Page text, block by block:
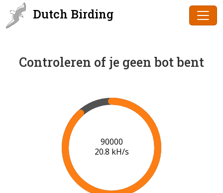
Dutch Birding
Controleren of je geen bot bent
91000
20.7 kH/s